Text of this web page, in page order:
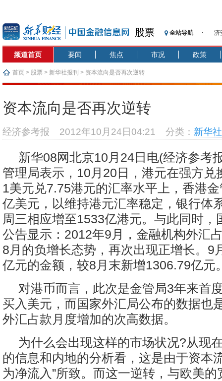
股票 全站导航
济
【
济
基
恒
频道首页 要闻 焦点 市况 政策
首页 > 股票 > 新华社报刊 > 资本流向是否再次逆转
资本流向是否再次逆转
经济参考报 2012年10月24日04:21 分类： 新华
新华08网北京10月24日电(经济参考
管理局表示，10月20日，港元在强方
1美元兑7.75港元的汇率水平上，香港
亿美元，以维持港元汇率稳定，银行体
周三相应增至1533亿港元。与此同时，
公告显示：2012年9月，金融机构外汇
8月的负增长态势，再次出现正增长。9
亿元的金额，较8月末新增1306.79亿元
对港币而言，此次是金管局3年来首
买入美元，而国家外汇局公布的数据也
外汇占款月度增加的次高数据。
为什么会出现这样的市场状况?从现
的信息和内地的分析看，这是由于资本
为净流入”所致。而这一逆转，与欧美